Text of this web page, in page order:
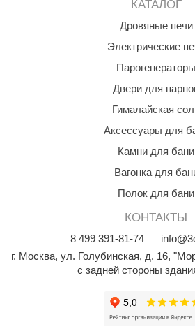
КАТАЛОГ
Дровяные печи
Электрические
Парогенераторы
Двери для
Гималайская
Аксессуары для
Камни для бани
Вагонка для
Полок для бани
КОНТАКТЫ
8 499 391-81-74
г. Москва, ул. Голубинская, д. 16,
с задней стороны